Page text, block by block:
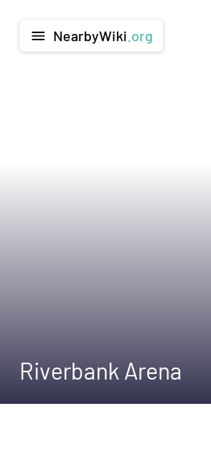
menu NearbyWiki .org
Riverbank Arena